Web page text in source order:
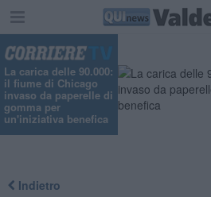
La carica delle 90.000:
il fiume di Chicago
invaso da paperelle di
gomma per
un'iniziativa benefica
Indietro